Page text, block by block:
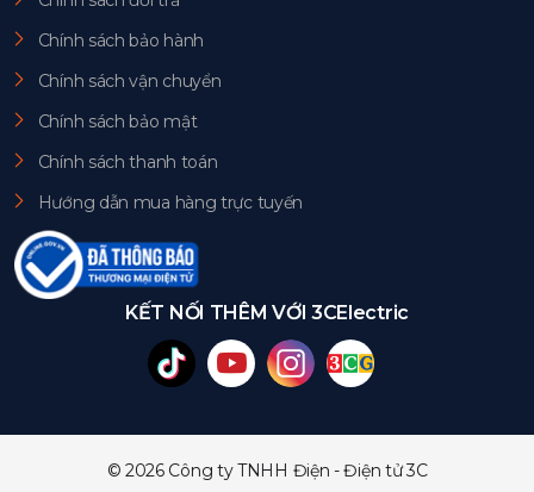
Chính sách bảo hành
Chính sách vận chuyển
Chính sách bảo mật
Chính sách thanh toán
Hướng dẫn mua hàng trực tuyến
KẾT NỐI THÊM VỚI 3CElectric
© 2026 Công ty TNHH Điện - Điện tử 3C